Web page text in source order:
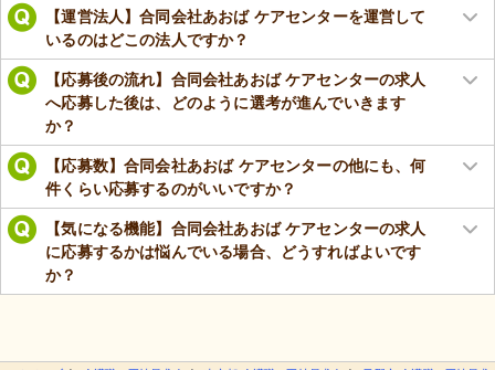
【運営法人】合同会社あおば ケアセンターを運営して
いるのはどこの法人ですか？
【応募後の流れ】合同会社あおば ケアセンターの求人
へ応募した後は、どのように選考が進んでいきます
か？
【応募数】合同会社あおば ケアセンターの他にも、何
件くらい応募するのがいいですか？
【気になる機能】合同会社あおば ケアセンターの求人
に応募するかは悩んでいる場合、どうすればよいです
か？